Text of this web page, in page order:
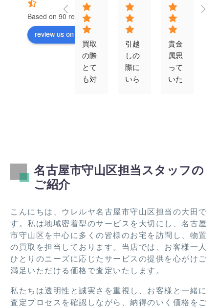
Based on 90 reviews
review us on
買取
の際
とて
も対
ばお
いで
す！
引越
しの
際に
いら
テレ
を引
き取
って
いた
だき
あり
うご
ざい
貴金
属思
って
いた
さり
この
あり
がと
うご
た。
名古屋市守山区担当スタッフの
ご紹介
こんにちは、ウレルヤ名古屋市守山区担当の大田で
す。私は地域密着型のサービスを大切にし、名古屋
市守山区を中心に多くの皆様のお宅を訪問し、物置
の買取を担当しております。当店では、お客様一人
ひとりのニーズに応じたサービスの提供を心がけご
満足いただける価格で査定いたします。
私たちは透明性と誠実さを重視し、お客様と一緒に
査定プロセスを確認しながら、納得のいく価格をご